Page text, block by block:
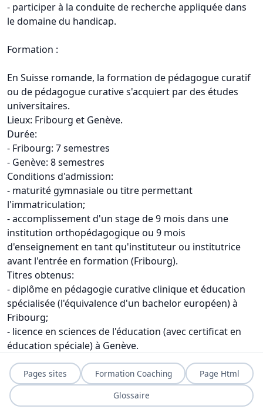
- participer à la conduite de recherche appliquée dans
le domaine du handicap.
Formation :
En Suisse romande, la formation de pédagogue curatif
ou de pédagogue curative s'acquiert par des études
universitaires.
Lieux: Fribourg et Genève.
Durée:
- Fribourg: 7 semestres
- Genève: 8 semestres
Conditions d'admission:
- maturité gymnasiale ou titre permettant
l'immatriculation;
- accomplissement d'un stage de 9 mois dans une
institution orthopédagogique ou 9 mois
d'enseignement en tant qu'instituteur ou institutrice
avant l'entrée en formation (Fribourg).
Titres obtenus:
- diplôme en pédagogie curative clinique et éducation
spécialisée (l'équivalence d'un bachelor européen) à
Fribourg;
- licence en sciences de l'éducation (avec certificat en
éducation spéciale) à Genève.
Pages sites Formation Coaching
Page Html
Glossaire